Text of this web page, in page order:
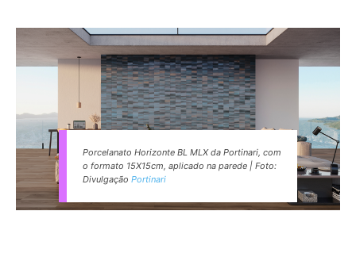
Porcelanato Horizonte BL MLX da Portinari, com
o formato 15X15cm, aplicado na parede | Foto:
Divulgação Portinari